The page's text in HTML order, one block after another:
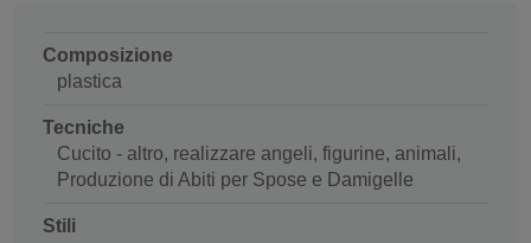
Composizione
plastica
Tecniche
Cucito - altro, realizzare angeli, figurine, animali,
Produzione di Abiti per Spose e Damigelle
Stili